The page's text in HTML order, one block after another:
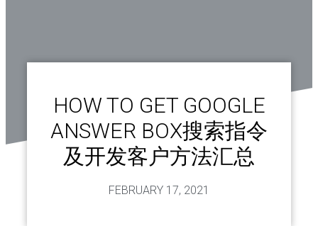
HOW TO GET GOOGLE
ANSWER BOX搜索指令
及开发客户方法汇总
FEBRUARY 17, 2021